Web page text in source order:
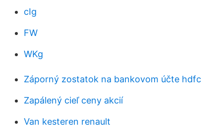
cIg
FW
WKg
Záporný zostatok na bankovom účte hdfc
Zapálený cieľ ceny akcií
Van kesteren renault